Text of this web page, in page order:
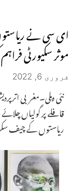
ای سی نے
موثر سکیورٹی
فروری 6, 2022
نئی دہلی۔مغربی
قافلے پر گولیاں
ریاستوں کے چیف